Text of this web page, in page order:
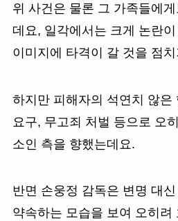
위 사건은 물론 그 가족들에
데요, 일각에서는 크게 논란
이미지에 타격이 갈 것을 점
하지만 피해자의 석연치 않은
요구, 무고죄 처벌 등으로 오
소인 측을 향했는데요.
반면 손웅정 감독은 변명 대
약속하는 모습을 보여 오히려